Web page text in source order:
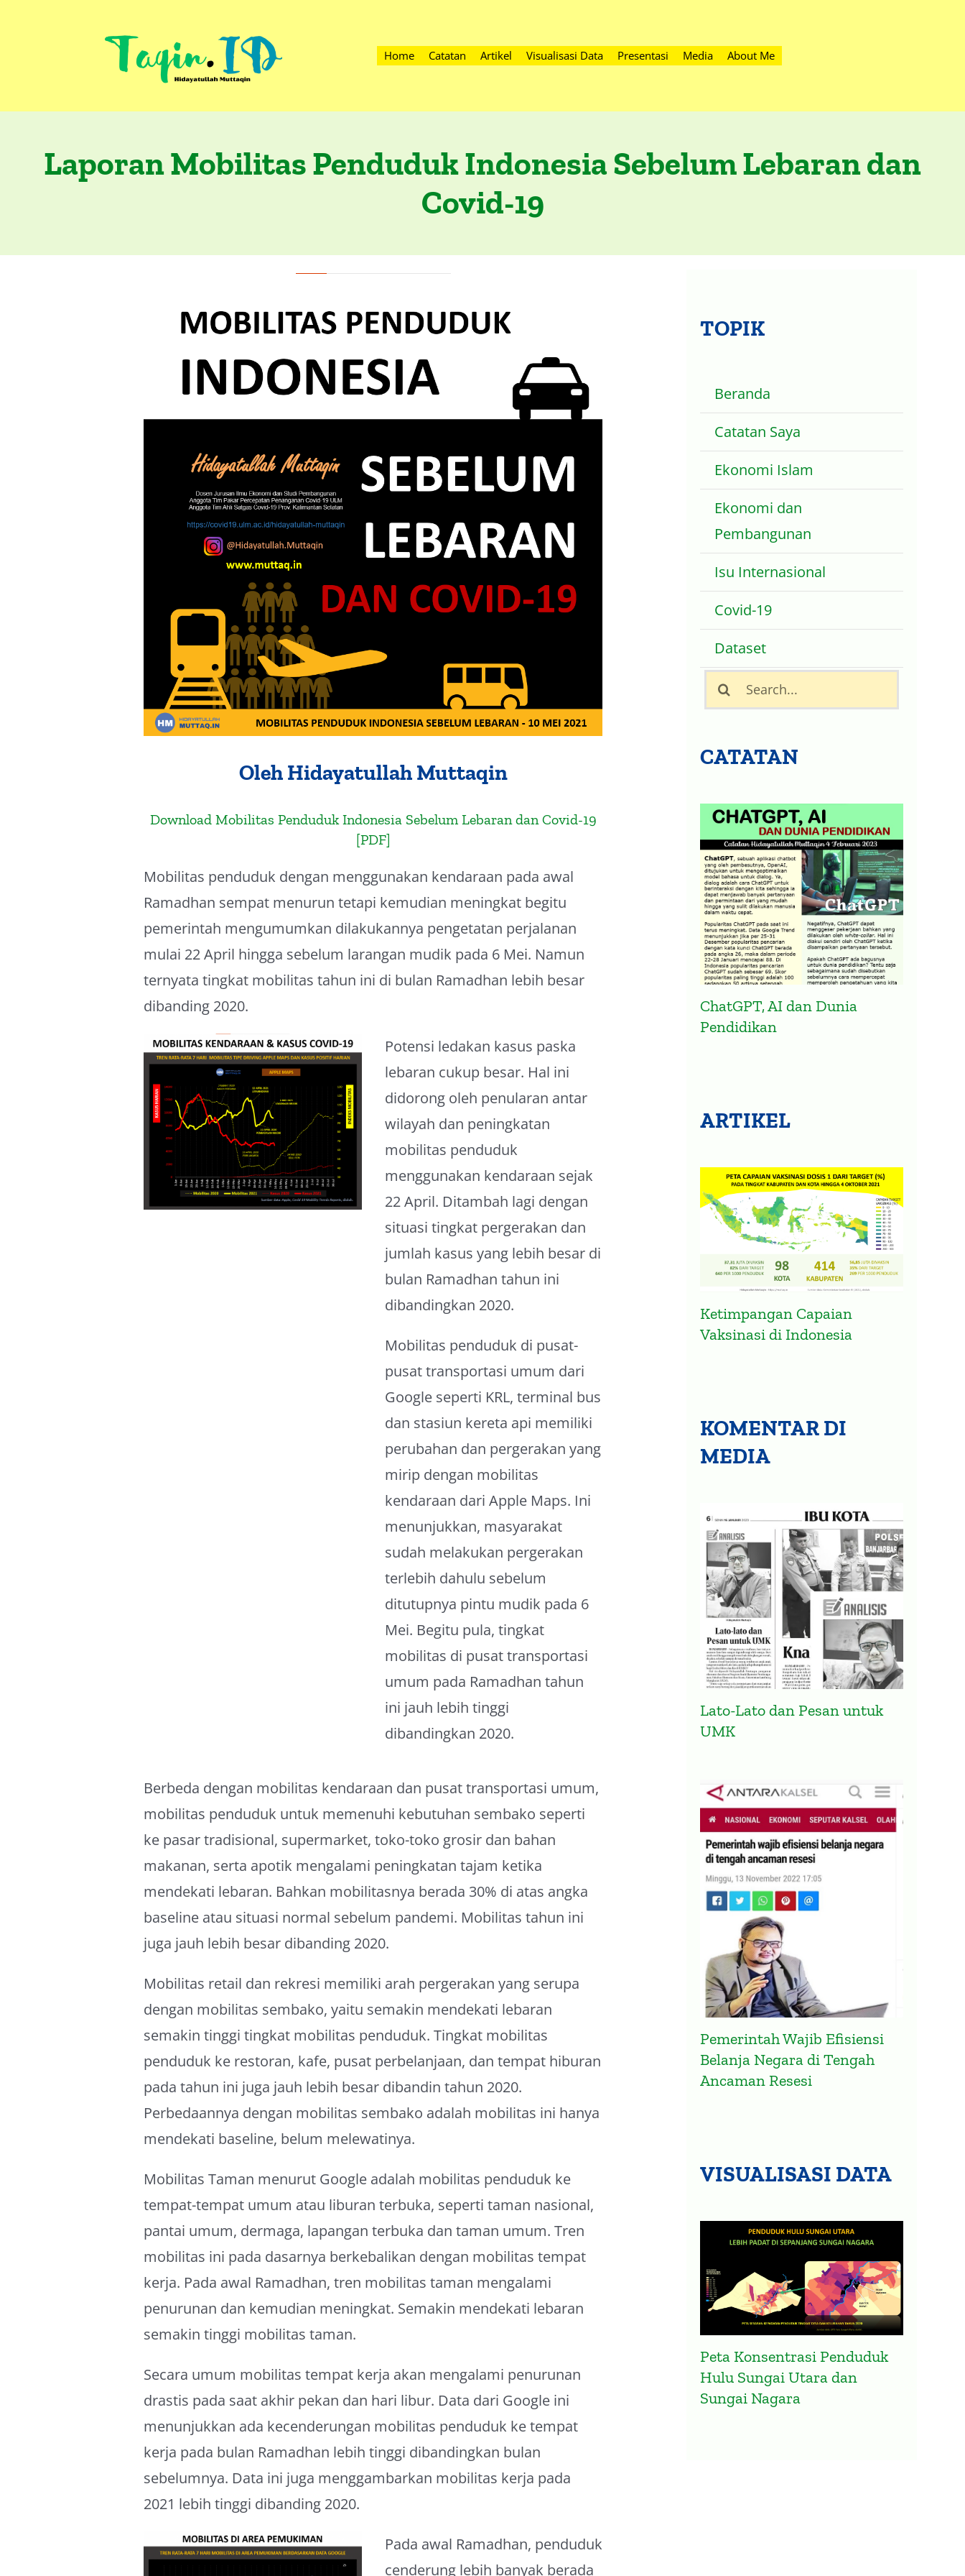
Home Catatan Artikel Visualisasi Data Presentasi Media About Me
Laporan Mobilitas Penduduk Indonesia Sebelum Lebaran dan
Covid-19
Oleh Hidayatullah Muttaqin
Download Mobilitas Penduduk Indonesia Sebelum Lebaran dan Covid-19
[PDF]
Mobilitas penduduk dengan menggunakan kendaraan pada awal
Ramadhan sempat menurun tetapi kemudian meningkat begitu
pemerintah mengumumkan dilakukannya pengetatan perjalanan
mulai 22 April hingga sebelum larangan mudik pada 6 Mei. Namun
ternyata tingkat mobilitas tahun ini di bulan Ramadhan lebih besar
dibanding 2020.
Potensi ledakan kasus paska
lebaran cukup besar. Hal ini
didorong oleh penularan antar
wilayah dan peningkatan
mobilitas penduduk
menggunakan kendaraan sejak
22 April. Ditambah lagi dengan
situasi tingkat pergerakan dan
jumlah kasus yang lebih besar di
bulan Ramadhan tahun ini
dibandingkan 2020.
Mobilitas penduduk di pusat-
pusat transportasi umum dari
Google seperti KRL, terminal bus
dan stasiun kereta api memiliki
perubahan dan pergerakan yang
mirip dengan mobilitas
kendaraan dari Apple Maps. Ini
menunjukkan, masyarakat
sudah melakukan pergerakan
terlebih dahulu sebelum
ditutupnya pintu mudik pada 6
Mei. Begitu pula, tingkat
mobilitas di pusat transportasi
umum pada Ramadhan tahun
ini jauh lebih tinggi
dibandingkan 2020.
Berbeda dengan mobilitas kendaraan dan pusat transportasi umum,
mobilitas penduduk untuk memenuhi kebutuhan sembako seperti
ke pasar tradisional, supermarket, toko-toko grosir dan bahan
makanan, serta apotik mengalami peningkatan tajam ketika
mendekati lebaran. Bahkan mobilitasnya berada 30% di atas angka
baseline atau situasi normal sebelum pandemi. Mobilitas tahun ini
juga jauh lebih besar dibanding 2020.
Mobilitas retail dan rekresi memiliki arah pergerakan yang serupa
dengan mobilitas sembako, yaitu semakin mendekati lebaran
semakin tinggi tingkat mobilitas penduduk. Tingkat mobilitas
penduduk ke restoran, kafe, pusat perbelanjaan, dan tempat hiburan
pada tahun ini juga jauh lebih besar dibandin tahun 2020.
Perbedaannya dengan mobilitas sembako adalah mobilitas ini hanya
mendekati baseline, belum melewatinya.
Mobilitas Taman menurut Google adalah mobilitas penduduk ke
tempat-tempat umum atau liburan terbuka, seperti taman nasional,
pantai umum, dermaga, lapangan terbuka dan taman umum. Tren
mobilitas ini pada dasarnya berkebalikan dengan mobilitas tempat
kerja. Pada awal Ramadhan, tren mobilitas taman mengalami
penurunan dan kemudian meningkat. Semakin mendekati lebaran
semakin tinggi mobilitas taman.
Secara umum mobilitas tempat kerja akan mengalami penurunan
drastis pada saat akhir pekan dan hari libur. Data dari Google ini
menunjukkan ada kecenderungan mobilitas penduduk ke tempat
kerja pada bulan Ramadhan lebih tinggi dibandingkan bulan
sebelumnya. Data ini juga menggambarkan mobilitas kerja pada
2021 lebih tinggi dibanding 2020.
Pada awal Ramadhan, penduduk
cenderung lebih banyak berada
TOPIK
Beranda
Catatan Saya
Ekonomi Islam
Ekonomi dan
Pembangunan
Isu Internasional
Covid-19
Dataset
Search
for:
CATATAN
ChatGPT, AI dan Dunia
Pendidikan
ARTIKEL
Ketimpangan Capaian
Vaksinasi di Indonesia
KOMENTAR DI
MEDIA
Lato-Lato dan Pesan untuk
UMK
Pemerintah Wajib Efisiensi
Belanja Negara di Tengah
Ancaman Resesi
VISUALISASI DATA
Peta Konsentrasi Penduduk
Hulu Sungai Utara dan
Sungai Nagara